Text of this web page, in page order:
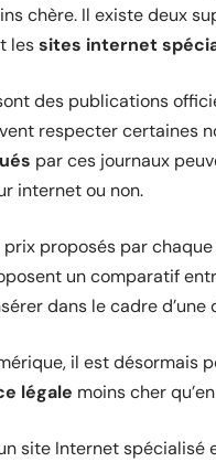
chère. Il existe deux
lessites internet
des publications
respecter certaines
par ces journaux
internet ou non.
proposés par
un comparatif
dans le cadre
il est désormais
légale moins cher
site Internet